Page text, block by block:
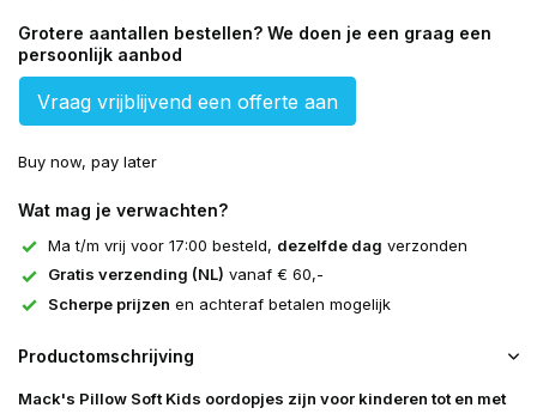
Grotere aantallen bestellen? We doen je een graag een
persoonlijk aanbod
Vraag vrijblijvend een offerte aan
Buy now, pay later
Wat mag je verwachten?
Ma t/m vrij voor 17:00 besteld, dezelfde dag verzonden
Gratis verzending (NL) vanaf € 60,-
Scherpe prijzen en achteraf betalen mogelijk
Productomschrijving
Mack's Pillow Soft Kids oordopjes zijn voor kinderen tot en met